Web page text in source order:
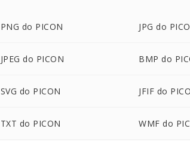
PNG do PICON JPG do
JPEG do PICON BMP do
SVG do PICON JFIF do
TXT do PICON WMF do